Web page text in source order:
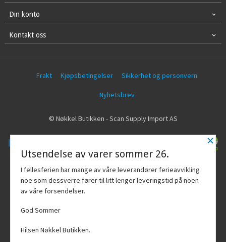
Din konto
Kontakt oss
Frakt Kjøpsbetingelser Sikkerhet og personvern
Nyhetsbrev
© Nøkkel Butikken - Scan Supply Import AS
Vår nettbutikk bruker cookies slik at du
får en bedre kjøpsopplevelse og vi kan
yte deg bedre service. Vi bruker cookies
hovedsaklig til å lagre
×
Utsendelse av varer sommer 26.
I fellesferien har mange av våre leverandører ferieavvikling
noe som dessverre fører til litt lenger leveringstid på noen
av våre forsendelser.
God Sommer
Hilsen Nøkkel Butikken.